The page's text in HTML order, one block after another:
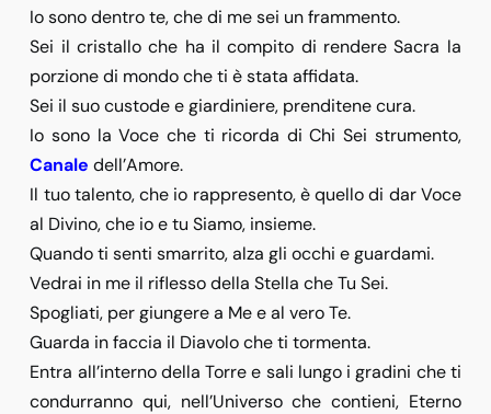
Io sono dentro te, che di me sei un frammento.
Sei il cristallo che ha il compito di rendere Sacra la
porzione di mondo che ti è stata affidata.
Sei il suo custode e giardiniere, prenditene cura.
Io sono la Voce che ti ricorda di Chi Sei strumento,
Canale dell’Amore.
Il tuo talento, che io rappresento, è quello di dar Voce
al Divino, che io e tu Siamo, insieme.
Quando ti senti smarrito, alza gli occhi e guardami.
Vedrai in me il riflesso della Stella che Tu Sei.
Spogliati, per giungere a Me e al vero Te.
Guarda in faccia il Diavolo che ti tormenta.
Entra all’interno della Torre e sali lungo i gradini che ti
condurranno qui, nell’Universo che contieni, Eterno